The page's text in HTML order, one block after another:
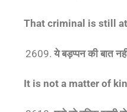
That criminal is still
ये बड़प्पन की बात
It is not a matter of